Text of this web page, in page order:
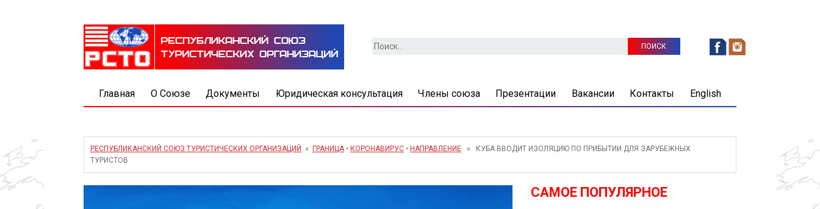
Найти:
Главная О Союзе Документы Юридическая консультация Члены союза Презентации Вакансии Контакты English
РЕСПУБЛИКАНСКИЙ СОЮЗ ТУРИСТИЧЕСКИХ ОРГАНИЗАЦИЙ » ГРАНИЦА• КОРОНАВИРУС • НАПРАВЛЕНИЕ » КУБА ВВОДИТ ИЗОЛЯЦИЮ ПО ПРИБЫТИИ ДЛЯ ЗАРУБЕЖНЫХ
ТУРИСТОВ
САМОЕ ПОПУЛЯРНОЕ